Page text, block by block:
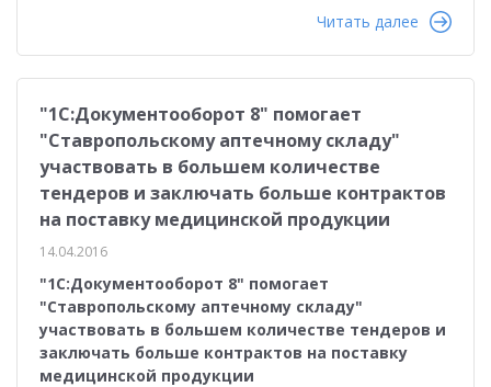
Читать далее
"1С:Документооборот 8" помогает
"Ставропольскому аптечному складу"
участвовать в большем количестве
тендеров и заключать больше контрактов
на поставку медицинской продукции
14.04.2016
"1С:Документооборот 8" помогает
"Ставропольскому аптечному складу"
участвовать в большем количестве тендеров и
заключать больше контрактов на поставку
медицинской продукции